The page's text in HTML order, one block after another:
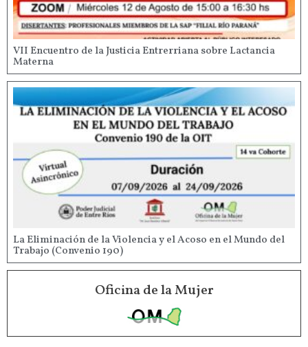
VII Encuentro de la Justicia Entrerriana sobre Lactancia
Materna
La Eliminación de la Violencia y el Acoso en el Mundo del
Trabajo (Convenio 190)
Oficina de la Mujer